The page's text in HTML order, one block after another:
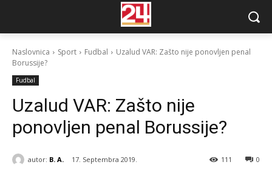
Naslovnica Sport Fudbal
Uzalud VAR: Zašto nije ponovljen penal
Borussije?
Fudbal
Uzalud VAR: Zašto nije
ponovljen penal Borussije?
autor: B. A. 17. Septembra 2019. 0
111